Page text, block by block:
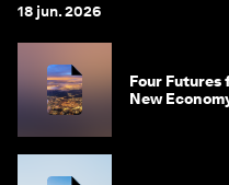
18 jun. 2026
Four
New